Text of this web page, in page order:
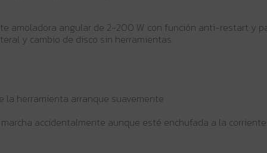
amoladora angular de 2-200 W con función anti-restart y
y cambio de disco sin herramientas.
la herramienta arranque suavemente
accidentalmente aunque esté enchufada a la